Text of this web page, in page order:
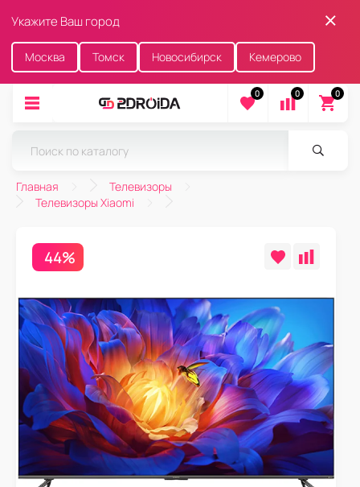
Укажите Ваш город
Москва Томск Новосибирск Кемерово
0 0 0
Главная
Телевизоры
Телевизоры Xiaomi
44%